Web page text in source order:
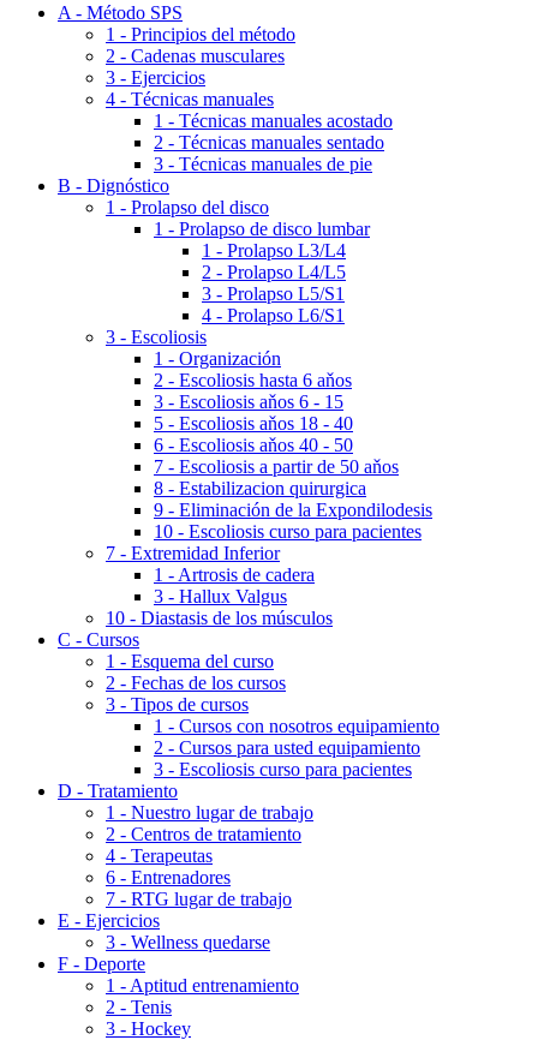
A - Método SPS
1 - Principios del método
2 - Cadenas musculares
3 - Ejercicios
4 - Técnicas manuales
1 - Técnicas manuales acostado
2 - Técnicas manuales sentado
3 - Técnicas manuales de pie
B - Dignóstico
1 - Prolapso del disco
1 - Prolapso de disco lumbar
1 - Prolapso L3/L4
2 - Prolapso L4/L5
3 - Prolapso L5/S1
4 - Prolapso L6/S1
3 - Escoliosis
1 - Organización
2 - Escoliosis hasta 6 aňos
3 - Escoliosis aňos 6 - 15
5 - Escoliosis aňos 18 - 40
6 - Escoliosis aňos 40 - 50
7 - Escoliosis a partir de 50 aňos
8 - Estabilizacion quirurgica
9 - Eliminación de la Expondilodesis
10 - Escoliosis curso para pacientes
7 - Extremidad Inferior
1 - Artrosis de cadera
3 - Hallux Valgus
10 - Diastasis de los músculos
C - Cursos
1 - Esquema del curso
2 - Fechas de los cursos
3 - Tipos de cursos
1 - Cursos con nosotros equipamiento
2 - Cursos para usted equipamiento
3 - Escoliosis curso para pacientes
D - Tratamiento
1 - Nuestro lugar de trabajo
2 - Centros de tratamiento
4 - Terapeutas
6 - Entrenadores
7 - RTG lugar de trabajo
E - Ejercicios
3 - Wellness quedarse
F - Deporte
1 - Aptitud entrenamiento
2 - Tenis
3 - Hockey